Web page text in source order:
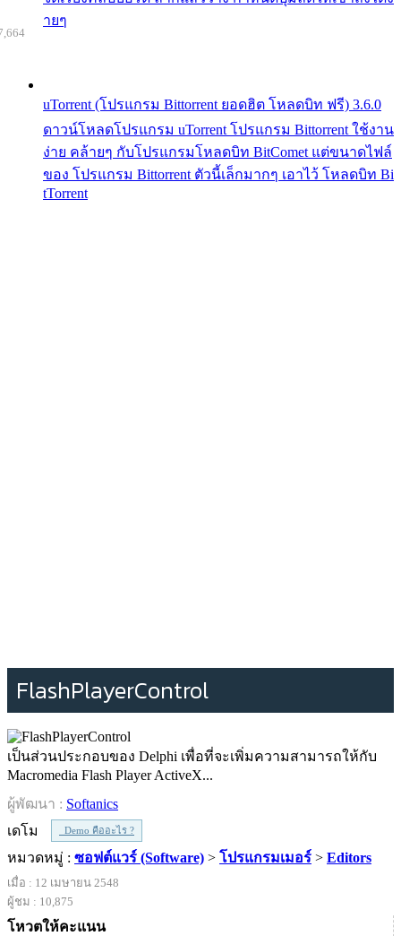
ายๆ
uTorrent (โปรแกรม Bittorrent ยอดฮิต โหลดบิท ฟรี) 3.6.0
ดาวน์โหลดโปรแกรม uTorrent โปรแกรม Bittorrent ใช้งาน
ง่าย คล้ายๆ กับโปรแกรมโหลดบิท BitComet แต่ขนาดไฟล์
ของ โปรแกรม Bittorrent ตัวนี้เล็กมากๆ เอาไว้ โหลดบิท Bi
tTorrent
FlashPlayerControl
เป็นส่วนประกอบของ Delphi เพื่อที่จะเพิ่มความสามารถให้กับ
Macromedia Flash Player ActiveX...
ผู้พัฒนา : Softanics
เดโม
Demo คืออะไร ?
หมวดหมู่ : ซอฟต์แวร์ (Software) > โปรแกรมเมอร์ > Editors
เมื่อ : 12 เมษายน 2548
ผู้ชม : 10,875
โหวตให้คะแนน